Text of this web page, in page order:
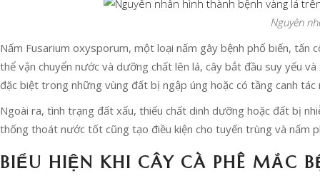
Nguyên
Nấm Fusarium oxysporum, một loại nấm gây bệnh phổ biến, tấn
thể vận chuyển nước và dưỡng chất lên lá, cây bắt đầu suy yếu
đặc biệt trong những vùng đất bị ngập úng hoặc có tầng canh tác
Ngoài ra, tình trạng đất xấu, thiếu chất dinh dưỡng hoặc đất bị
thống thoát nước tốt cũng tạo điều kiện cho tuyến trùng và nấm
BIỂU HIỆN KHI CÂY CÀ PHÊ MẮC